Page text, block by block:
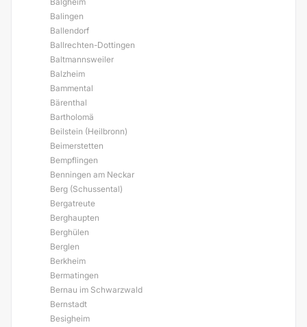
Balingen
Ballendorf
Ballrechten-Dottingen
Baltmannsweiler
Balzheim
Bammental
Bärenthal
Bartholomä
Beilstein (Heilbronn)
Beimerstetten
Bempflingen
Benningen am Neckar
Berg (Schussental)
Bergatreute
Berghaupten
Berghülen
Berglen
Berkheim
Bermatingen
Bernau im Schwarzwald
Bernstadt
Besigheim